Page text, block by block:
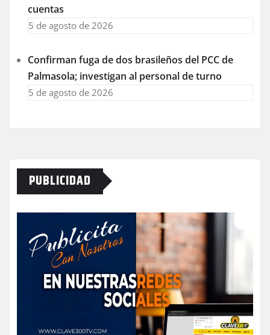
cuentas
5 de agosto de 2026
Confirman fuga de dos brasileños del PCC de
Palmasola; investigan al personal de turno
5 de agosto de 2026
PUBLICIDAD